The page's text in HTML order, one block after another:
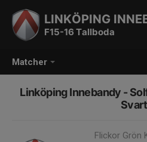
Matcher
LINKÖPING
F15-16 Tallboda
Linköping Innebandy -
Svart
Flickor Grön